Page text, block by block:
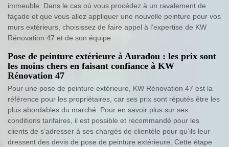
immeuble. Dans le cas où vous procédez à un ravalement de
façade et que vous allez appliquer une nouvelle peinture pour vos
murs extérieurs, choisissez de faire appel à l’expertise de KW
Rénovation 47 et de son équipe.
Pose de peinture extérieure à Auradou : les prix sont
les moins chers en faisant confiance à KW
Rénovation 47
Pour une pose de peinture extérieure, KW Rénovation 47 est la
référence pour les propriétaires, car ses prix sont réputés être les
plus abordables du marché. Pour en savoir plus sur ses
conditions tarifaires, il est possible et recommandé pour les
clients de s’adresser à ses chargés de clientèle pour qu’ils leur
dressent des devis de pose de peinture extérieure. Cette étape